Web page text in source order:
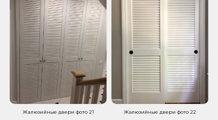
Жалюзийные двери фото 21 Жалюзийные двери фото 22